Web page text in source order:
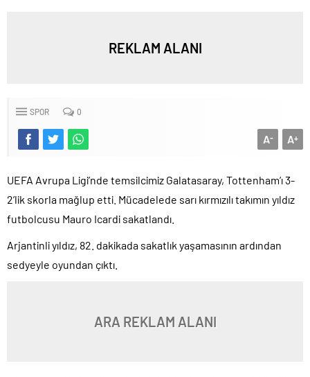
REKLAM ALANI
SPOR 0
A+
A-
UEFA Avrupa Ligi’nde temsilcimiz Galatasaray, Tottenham’ı 3-
2’lik skorla mağlup etti. Mücadelede sarı kırmızılı takımın yıldız
futbolcusu Mauro Icardi sakatlandı.
Arjantinli yıldız, 82. dakikada sakatlık yaşamasının ardından
sedyeyle oyundan çıktı.
ARA REKLAM ALANI